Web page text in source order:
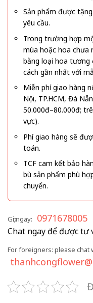
Sản phẩm được
yêu cầu.
Trong trường hợp
mùa hoặc hoa chưa
bằng loại hoa
cách gần nhất với
Miễn phí giao hàng
Nội, TP.HCM, Đà
50.000đ–80.000đ;
vực).
Phí giao hàng sẽ
toán.
TCF cam kết bảo
bù sản phẩm phù
chuyển.
Gọi ngay: 0971678005
Chat ngay để được tư
For foreigners: please chat